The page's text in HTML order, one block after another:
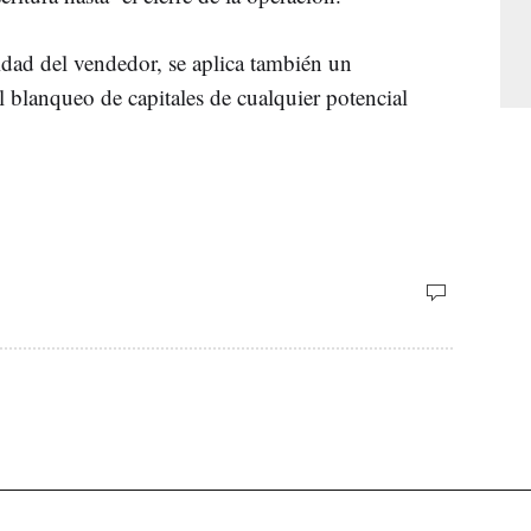
del vendedor, se aplica también un
de capitales de cualquier potencial